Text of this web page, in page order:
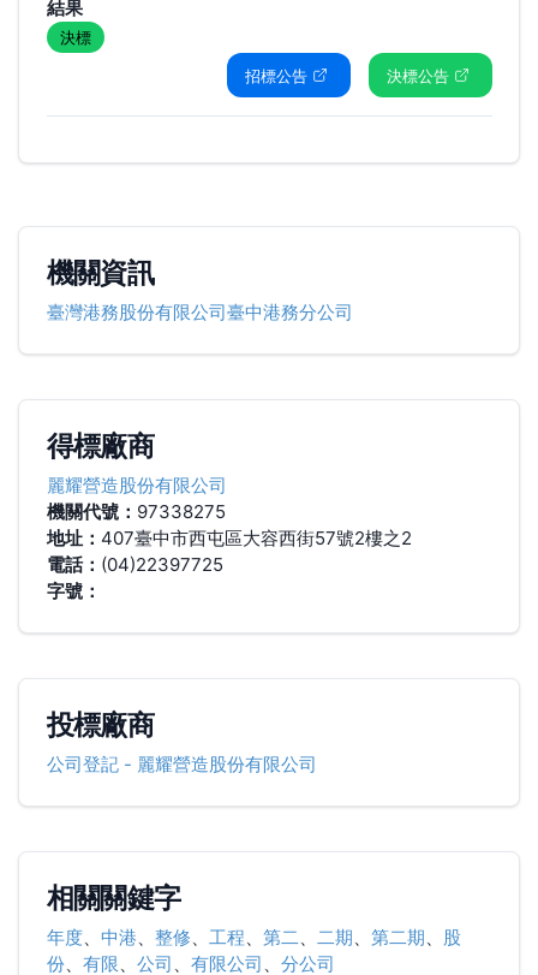
結果
決標
招標公告
決標公告
機關資訊
臺灣港務股份有限公司臺中港務分公司
得標廠商
麗耀營造股份有限公司
機關代號： 97338275
地址： 407臺中市西屯區大容西街57號2樓之2
電話： (04)22397725
字號：
投標廠商
公司登記- 麗耀營造股份有限公司
相關關鍵字
年度、 中港、 整修、 工程、 第二、 二期、 第二期、 股
份、 有限、 公司 、 有限公司 、 分公司